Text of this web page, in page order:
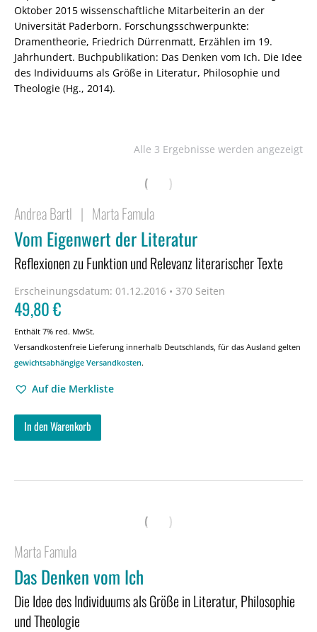
Oktober 2015 wissenschaftliche Mitarbeiterin an der
Universität Paderborn. Forschungsschwerpunkte:
Dramentheorie, Friedrich Dürrenmatt, Erzählen im 19.
Jahrhundert. Buchpublikation: Das Denken vom Ich. Die Idee
des Individuums als Größe in Literatur, Philosophie und
Theologie (Hg., 2014).
Alle 3 Ergebnisse werden angezeigt
Andrea Bartl | Marta Famula
Vom Eigenwert der Literatur
Reflexionen zu Funktion und Relevanz literarischer Texte
Erscheinungsdatum: 01.12.2016 • 370 Seiten
49,80€
Enthält 7% red. MwSt.
Versandkostenfreie Lieferung innerhalb Deutschlands, für das Ausland gelten
gewichtsabhängige Versandkosten.
Auf die Merkliste
In den Warenkorb
Marta Famula
Das Denken vom Ich
Die Idee des Individuums als Größe in Literatur, Philosophie
und Theologie